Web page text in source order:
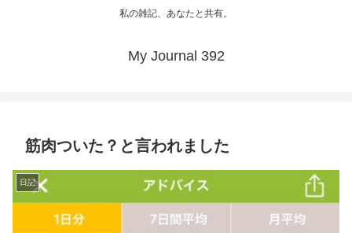
私の雑記、あなたと共有。
My Journal 392
筋肉ついた？と言われました
日記